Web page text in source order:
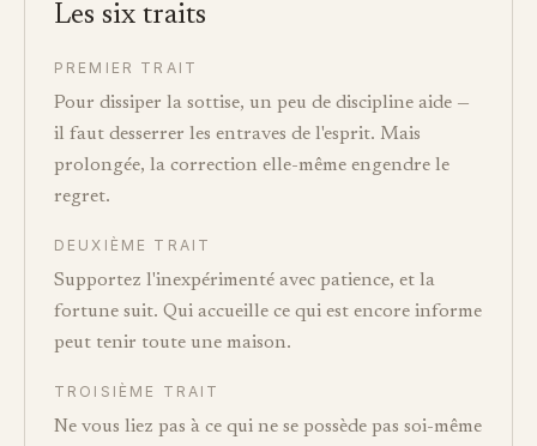
Les six traits
PREMIER TRAIT
Pour dissiper la sottise, un peu de discipline aide —
il faut desserrer les entraves de l'esprit. Mais
prolongée, la correction elle-même engendre le
regret.
DEUXIÈME TRAIT
Supportez l'inexpérimenté avec patience, et la
fortune suit. Qui accueille ce qui est encore informe
peut tenir toute une maison.
TROISIÈME TRAIT
Ne vous liez pas à ce qui ne se possède pas soi-même